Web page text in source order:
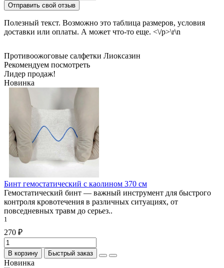
Отправить свой отзыв
Полезный текст. Возможно это таблица размеров, условия
доставки или оплаты. А может что-то еще. <\/p>\r\n
Противоожоговые салфетки Лиоксазин
Рекомендуем посмотреть
Лидер продаж!
Новинка
Бинт гемостатический с каолином 370 см
Гемостатический бинт — важный инструмент для быстрого
контроля кровотечения в различных ситуациях, от
повседневных травм до серьез..
1
270 ₽
В корзину Быстрый заказ
Новинка